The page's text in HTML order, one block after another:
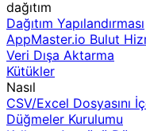
dağıtım
Dağıtım Yapılandırması
AppMaster.io Bulut
Veri Dışa Aktarma
Kütükler
Nasıl
CSV/Excel Dosyasını
Düğmeler Kurulumu